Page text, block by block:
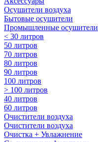
Осушители воздуха
Бытовые осушители
Промышленные осушители
< 30 литров
50 литров
70 литров
80 литров
90 литров
100 литров
> 100 литров
40 литров
60 литров
Очистители воздуха
Очистители воздуха
Очистка + Увлажнение